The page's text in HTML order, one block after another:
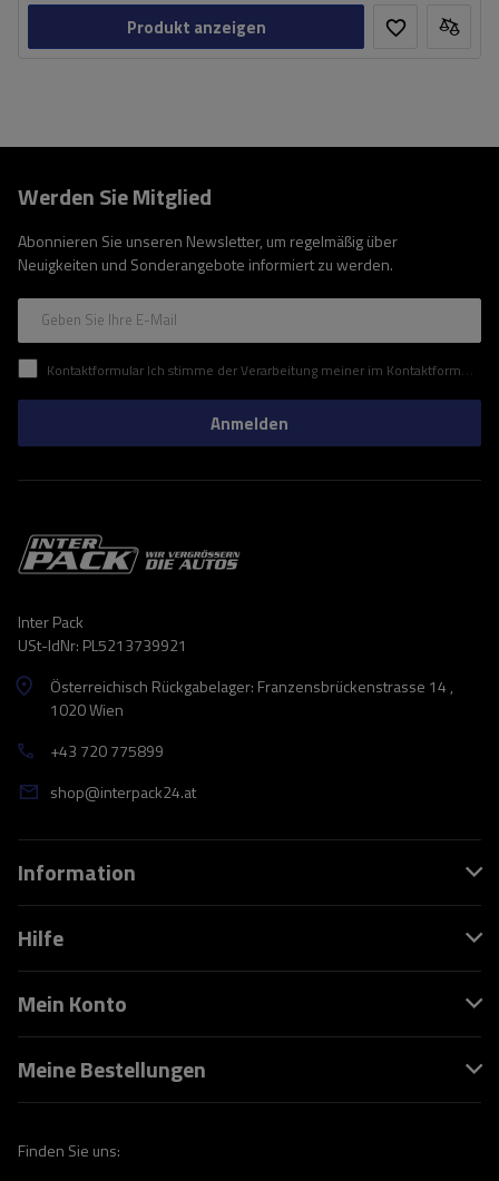
Produkt anzeigen
Werden Sie Mitglied
Abonnieren Sie unseren Newsletter, um regelmäßig über
Neuigkeiten und Sonderangebote informiert zu werden.
Geben Sie Ihre E-Mail
Kontaktformular Ich stimme der Verarbeitung meiner im Kontaktformular enthaltenen personenbezogenen Daten gemäß der Verordnung (EU) des Europäischen Parlaments und des Rates zu.
Anmelden
Inter Pack
USt-IdNr: PL5213739921
Österreichisch Rückgabelager: Franzensbrückenstrasse 14 ,
1020 Wien
+43 720 775899
shop@interpack24.at
Information
Hilfe
Mein Konto
Meine Bestellungen
Finden Sie uns: